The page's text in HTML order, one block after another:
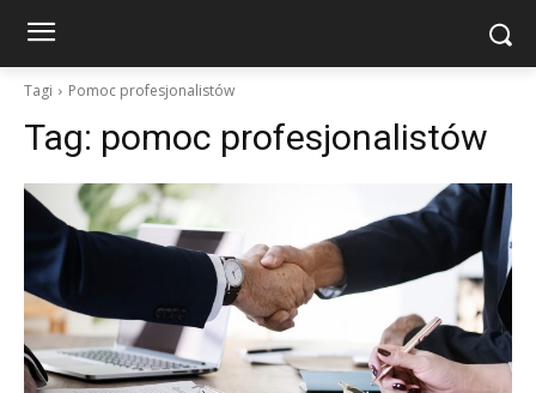
Tagi Pomoc profesjonalistów
Tag: pomoc profesjonalistów